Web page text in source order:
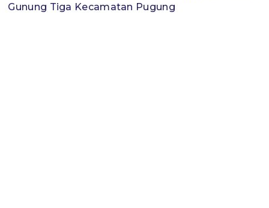
Gunung Tiga Kecamatan Pugung